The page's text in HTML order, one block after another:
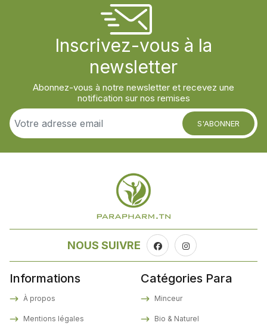
Inscrivez-vous à la
newsletter
Abonnez-vous à notre newsletter et recevez une
notification sur nos remises
S'ABONNER
NOUS SUIVRE
Informations
À propos
Mentions légales
Catégories Para
Minceur
Bio & Naturel